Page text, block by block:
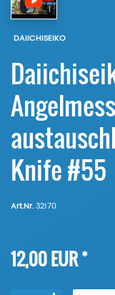
DAIICHISEIKO
Knife #55
Art.Nr.32170
12,00 EUR*